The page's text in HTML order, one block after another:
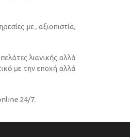
με , αξιοπιστία,
λιανικής αλλά
με την εποχή αλλά
24/7.